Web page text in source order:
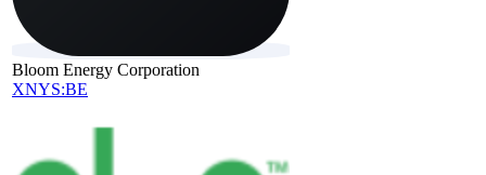
Bloom Energy Corporation
XNYS:BE